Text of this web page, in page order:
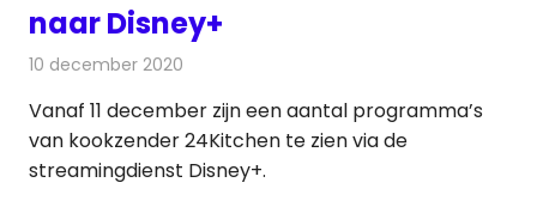
naar Disney+
10 december 2020
Vanaf 11 december zijn een aantal programma’s
van kookzender 24Kitchen te zien via de
streamingdienst Disney+.